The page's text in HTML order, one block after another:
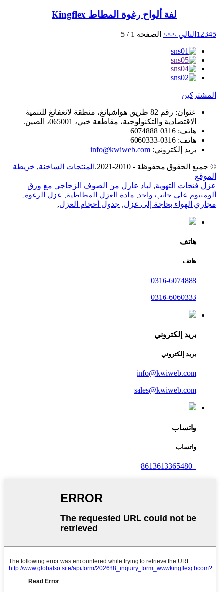
لفة ألواح رغوة المطاط Kingflex
1 2345 التالي >>> الصفحة 1 / 5
المشتركين
عنوان:
رقم 82 طريق هواشيانغ، منطقة لانغفانغ للتنمية
الاقتصادية والتكنولوجية، مقاطعة خبي، 065001، الصين.
هاتف: 0316-6074888
هاتف: 0316-6060333
بريد إلكتروني: info@kwiweb.com
© جميع الحقوق محفوظة - 2010-2021. المنتجات الساخنة, خريطة
الموقع
عزل فتحات التهوية, لباد عازل من الصوف الزجاجي مع ورق
ألومنيوم على جانب واحد, مادة العزل المطاطية, عزل الرغوة,
مجاري الهواء بحاجة إلى عزل, جدول أحجام العزل,
هاتف
هاتف
0316-6074888
0316-6060333
بريد إلكتروني
بريد إلكتروني
info@kwiweb.com
sales@kwiweb.com
واتساب
واتساب
+8613613365480